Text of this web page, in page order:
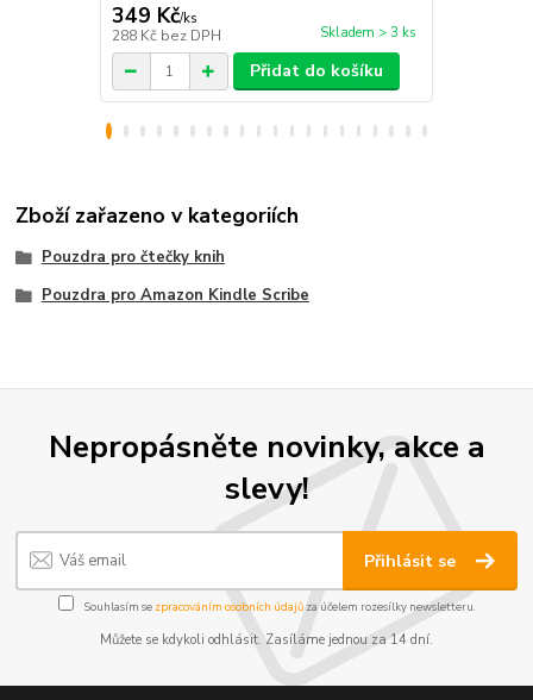
349 Kč/ks
288 Kč bez DPH Skladem > 3 ks
Přidat do košíku
Zboží zařazeno v kategoriích
Pouzdra pro čtečky knih
Pouzdra pro Amazon Kindle Scribe
Nepropásněte novinky, akce a
slevy!
Přihlásit se
Souhlasím se zpracováním osobních údajůza účelem rozesílky newsletteru.
Můžete se kdykoli odhlásit. Zasíláme jednou za 14 dní.